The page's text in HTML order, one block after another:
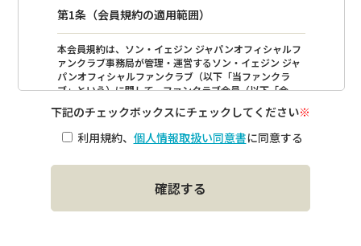
第1条（会員規約の適用範囲）
本会員規約は、ソン・イェジン ジャパンオフィシャルフ
ァンクラブ事務局が管理・運営するソン・イェジン ジャ
パンオフィシャルファンクラブ（以下「当ファンクラ
ブ」という）に関して、ファンクラブ会員（以下「会
当ファンクラブは、ソン・イェジンを応援する会員によ
って構成され、ソン・イェジンを応援することを目的と
下記のチェックボックスにチェックしてください※
利用規約、 個人情報取扱い同意書に同意する